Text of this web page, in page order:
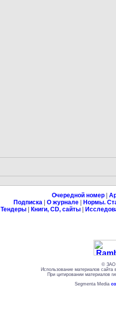
Очередной номер
Подписка| О журнале|
Нормы.
Тендеры
Книги, CD, сайты
© ЗАО
Использование материалов
При цитировании материалов
Segmenta Media